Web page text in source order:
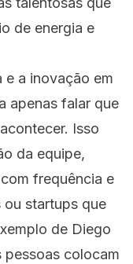
de energia e
e a inovação em
apenas falar que
Isso
da equipe,
frequência e
ou startups que
de Diego
pessoas colocam